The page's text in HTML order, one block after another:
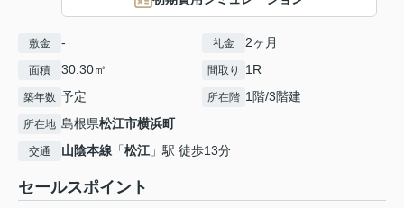
敷金 - 礼金 2ヶ月
面積 30.30㎡ 間取り 1R
築年数 予定 所在階 1階/3階建
所在地 島根県松江市横浜町
交通 山陰本線 「松江」駅 徒歩13分
セールスポイント